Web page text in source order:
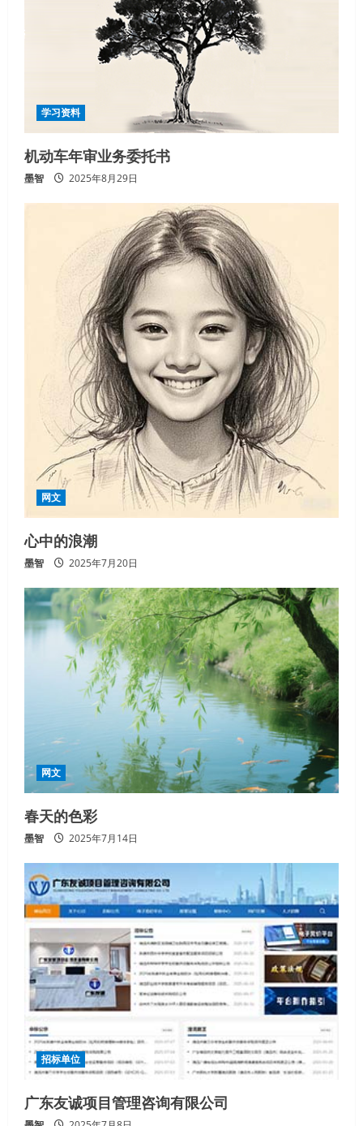
学习资料
机动车年审业务委托书
墨智 2025年8月29日
网文
心中的浪潮
墨智 2025年7月20日
网文
春天的色彩
墨智 2025年7月14日
招标单位
广东友诚项目管理咨询有限公司